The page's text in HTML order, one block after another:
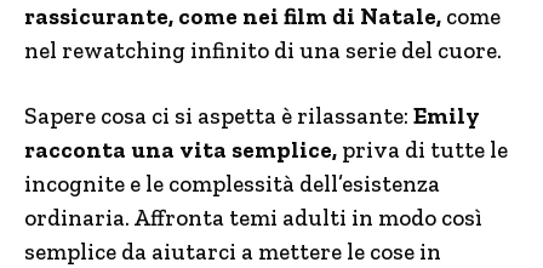
rassicurante, come nei film di Natale, come
nel rewatching infinito di una serie del cuore.
Sapere cosa ci si aspetta è rilassante: Emily
racconta una vita semplice, priva di tutte le
incognite e le complessità dell’esistenza
ordinaria. Affronta temi adulti in modo così
semplice da aiutarci a mettere le cose in